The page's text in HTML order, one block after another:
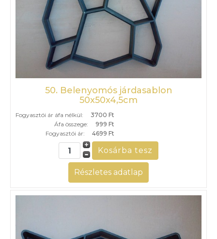
50. Belenyomós járdasablon
50x50x4,5cm
Fogyasztói ár áfa nélkül:
3700 Ft
Áfa összege:
999 Ft
Fogyasztói ár:
4699 Ft
Részletes adatlap